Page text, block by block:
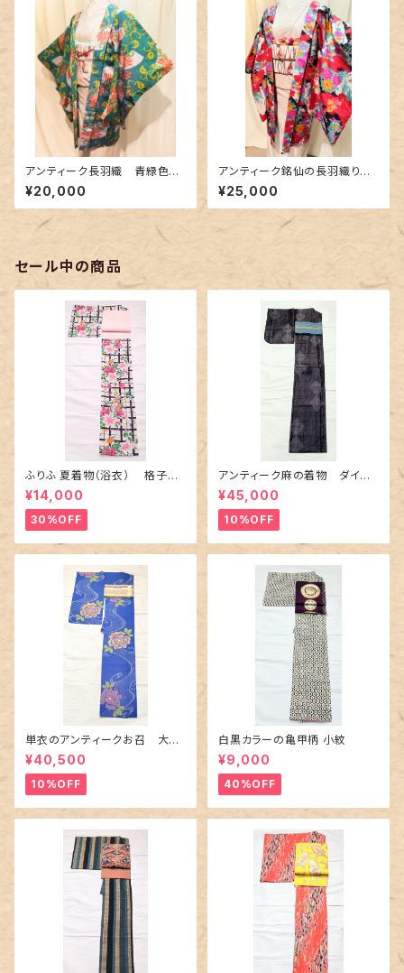
アンティーク長羽織 青緑色に
蔦唐草花柄〜銘仙〜
¥20,000
アンティーク銘仙の長羽織り～
カラフルな花柄に花緑青色の差
し色～
¥25,000
セール中の商品
ふりふ 夏着物（浴衣） 格子に
百合や秋草花
¥14,000
30%OFF
アンティーク麻の着物 ダイヤ
に市松柄の上布
¥45,000
10%OFF
単衣のアンティークお召 大輪
の薔薇柄柄
¥40,500
10%OFF
白黒カラーの亀甲柄 小紋
¥9,000
40%OFF